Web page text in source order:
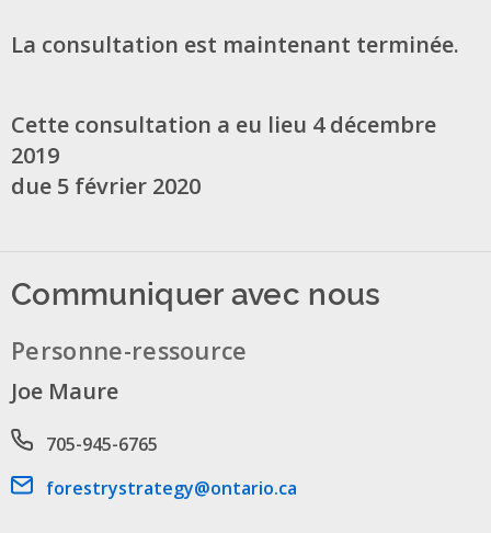
La consultation est maintenant terminée.
Cette consultation a eu lieu 4 décembre
2019
due 5 février 2020
Communiquer avec nous
Personne-ressource
Joe Maure
Phone number
705-945-6765
Email address
forestrystrategy@ontario.ca